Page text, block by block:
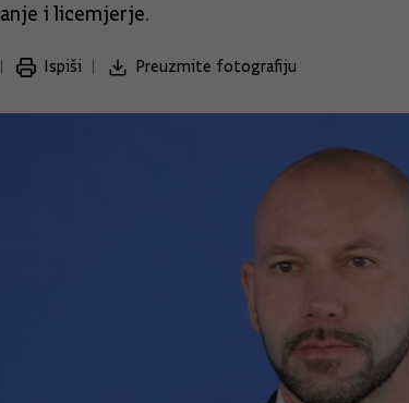
i licemjerje.
Ispiši Preuzmite fotografiju